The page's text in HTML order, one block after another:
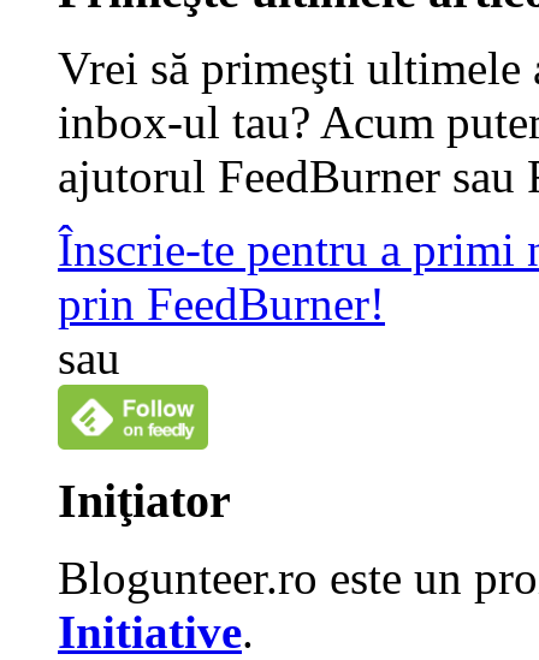
Vrei să primeşti
inbox-ul tau? Acum
ajutorul FeedBurner sau
Înscrie-te pentru a primi
prin FeedBurner!
sau
Iniţiator
Blogunteer.ro este un
Initiative.